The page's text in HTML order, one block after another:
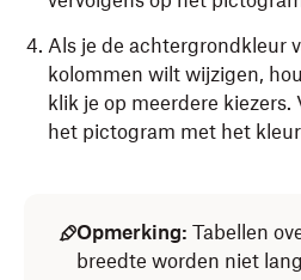
Als je de achtergrondkleur
kolommen wilt wijzigen,
klik je op meerdere kiezers.
het pictogram met het
Opmerking: Tabellen
breedte worden niet